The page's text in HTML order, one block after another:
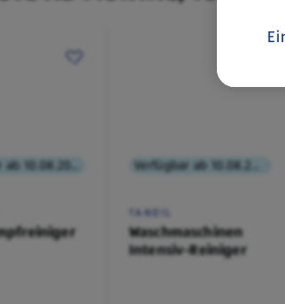
TANDIL
Waschmaschinen
Intensiv-Reiniger